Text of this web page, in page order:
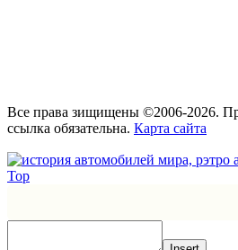
Все права зищищены ©2006-2026.
ссылка обязательна. Карта сайта
Top